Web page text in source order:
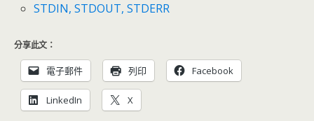
STDIN, STDOUT, STDERR
分享此文：
電子郵件 列印 Facebook
LinkedIn X